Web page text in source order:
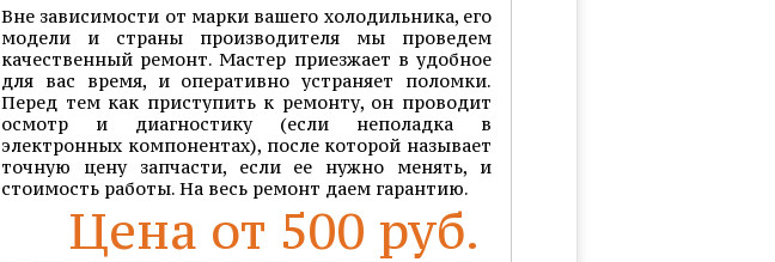
Вне зависимости от марки вашего холодильника, его
модели и страны производителя мы проведем
качественный ремонт. Мастер приезжает в удобное
для вас время, и оперативно устраняет поломки.
Перед тем как приступить к ремонту, он проводит
осмотр и диагностику (если неполадка в
электронных компонентах), после которой называет
точную цену запчасти, если ее нужно менять, и
стоимость работы. На весь ремонт даем гарантию.
Цена от 500 руб.